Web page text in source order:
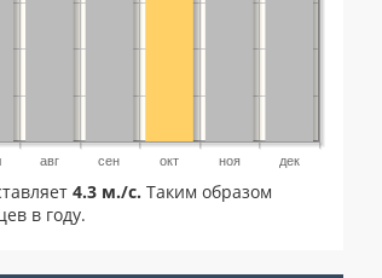
авг сен окт ноя дек
4.3 м./с. Таким образом
в году.